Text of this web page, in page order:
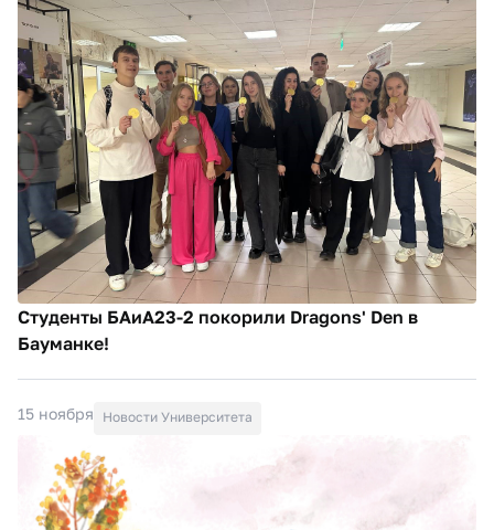
Студенты БАиА23-2 покорили Dragons' Den в
Бауманке!
15 ноября Новости Университета